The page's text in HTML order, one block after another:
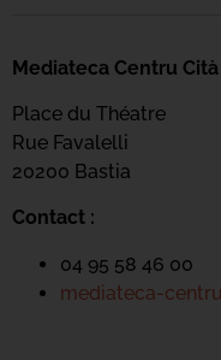
Mediateca Centru Cità
Place du Théatre
Rue Favalelli
20200 Bastia
Contact :
04 95 58 46 00
mediateca-